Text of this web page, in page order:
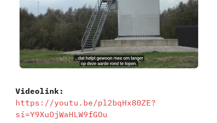
Videolink:
https://youtu.be/pl2bqHx80ZE?
si=Y9XuOjWaHLW9fGOu